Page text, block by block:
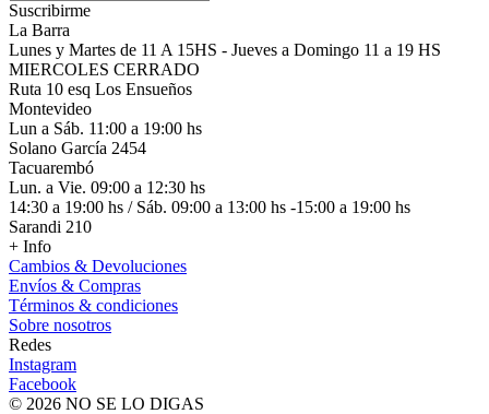
Suscribirme
La Barra
Lunes y Martes de 11 A 15HS - Jueves a Domingo 11 a 19 HS
MIERCOLES CERRADO
Ruta 10 esq Los Ensueños
Montevideo
Lun a Sáb. 11:00 a 19:00 hs
Solano García 2454
Tacuarembó
Lun. a Vie. 09:00 a 12:30 hs
14:30 a 19:00 hs / Sáb. 09:00 a 13:00 hs -15:00 a 19:00 hs
Sarandi 210
+ Info
Cambios & Devoluciones
Envíos & Compras
Términos & condiciones
Sobre nosotros
Redes
Instagram
Facebook
© 2026 NO SE LO DIGAS